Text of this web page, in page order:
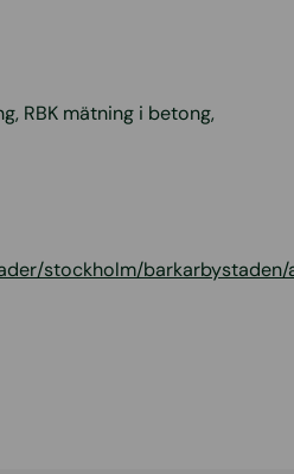
RBK mätning i betong,
stockholm/